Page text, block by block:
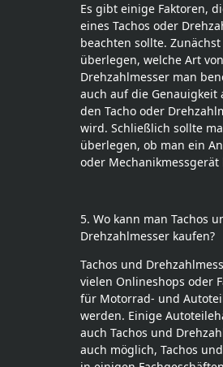
Es gibt einige Faktoren,
eines Tachos oder
beachten sollte.
überlegen, welche Art
Drehzahlmesser man
auch auf die Genauigkeit
den Tacho oder
wird. Schließlich sollte
überlegen, ob man ein
oder
5. Wo kann man Tachos
Drehzahlmesser kaufen?
Tachos und
vielen Onlineshops oder
für Motorrad- und
werden. Einige
auch Tachos und
auch möglich, Tachos